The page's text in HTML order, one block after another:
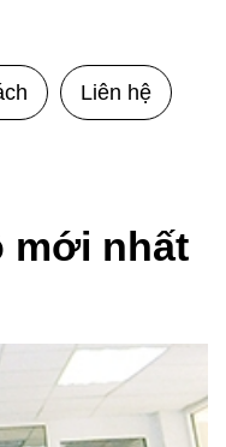
Liên hệ
mới nhất